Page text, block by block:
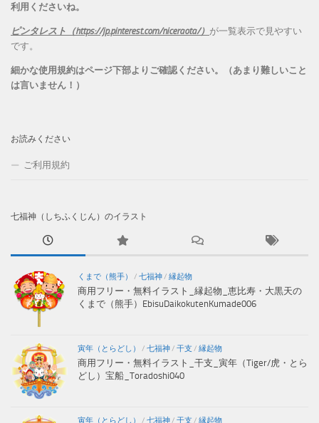
利用くださいね。
ピンタレスト（https://jp.pinterest.com/niceraota/） が一覧表示で見やすい
です。
細かな使用規約はページ下部よりご確認ください。（あまり難しいこと
は言いません！）
お読みください
ご利用規約
七福神（しちふくじん）のイラスト
くまで（熊手） / 七福神 / 縁起物
商用フリー・無料イラスト_縁起物_恵比寿・大黒天の
くまで（熊手）EbisuDaikokutenKumade006
寅年（とらどし） / 七福神 / 干支 / 縁起物
商用フリー・無料イラスト_干支_寅年（Tiger/虎・とら
どし）宝船_Toradoshi040
寅年（とらどし） / 七福神 / 干支 / 縁起物